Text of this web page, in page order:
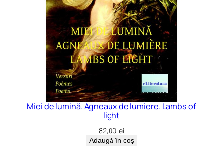
Miei de lumină. Agneaux de lumiere. Lambs of
light
82,00lei
Adaugă în coș